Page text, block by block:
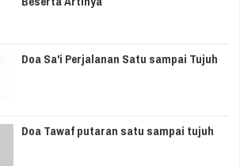
Doa Sa'i Perjalanan Satu sampai Tujuh
Doa Tawaf putaran satu sampai tujuh